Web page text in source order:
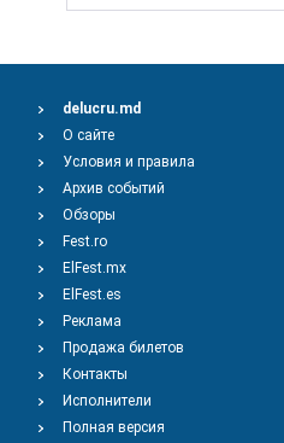
delucru.md
О сайте
Условия и правила
Архив событий
Обзоры
Fest.ro
ElFest.mx
ElFest.es
Реклама
Продажа билетов
Контакты
Исполнители
Полная версия